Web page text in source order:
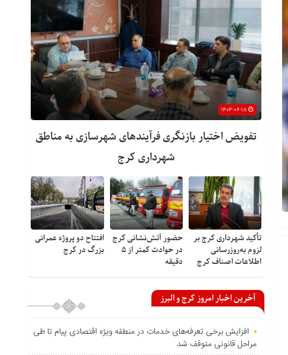
تفویض اختیار بازنگری فرآیندهای شهرسازی به مناطق
شهرداری کرج
تأکید شهرداری کرج بر
لزوم به‌روزرسانی
اطلاعات اصناف کرج
حضور آتش‌نشانی کرج
در حوادث کمتر از ۵
دقیقه
افتتاح دو پروژه عمرانی
بزرگ در کرج
آخرین اخبار امروز کرج و البرز
افزایش برخی تعرفه‌های خدمات در منطقه ویژه اقتصادی پیام تا طی
مراحل قانونی متوقف شد